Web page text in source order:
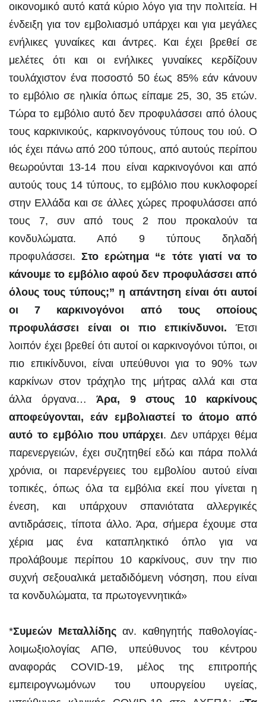
οικονομικό αυτό κατά κύριο λόγο για την πολιτεία. Η
ένδειξη για τον εμβολιασμό υπάρχει και για μεγάλες
ενήλικες γυναίκες και άντρες. Και έχει βρεθεί σε
μελέτες ότι και οι ενήλικες γυναίκες κερδίζουν
τουλάχιστον ένα ποσοστό 50 έως 85% εάν κάνουν
το εμβόλιο σε ηλικία όπως είπαμε 25, 30, 35 ετών.
Τώρα το εμβόλιο αυτό δεν προφυλάσσει από όλους
τους καρκινικούς, καρκινογόνους τύπους του ιού. Ο
ιός έχει πάνω από 200 τύπους, από αυτούς περίπου
θεωρούνται 13-14 που είναι καρκινογόνοι και από
αυτούς τους 14 τύπους, το εμβόλιο που κυκλοφορεί
στην Ελλάδα και σε άλλες χώρες προφυλάσσει από
τους 7, συν από τους 2 που προκαλούν τα
κονδυλώματα. Από 9 τύπους δηλαδή
προφυλάσσει.Στο ερώτημα “ε τότε γιατί να το
κάνουμε το εμβόλιο αφού δεν προφυλάσσει από
όλους τους τύπους;” η απάντηση είναι ότι αυτοί
οι 7 καρκινογόνοι από τους οποίους
προφυλάσσει είναι οι πιο επικίνδυνοι. Έτσι
λοιπόν έχει βρεθεί ότι αυτοί οι καρκινογόνοι τύποι, οι
πιο επικίνδυνοι, είναι υπεύθυνοι για το 90% των
καρκίνων στον τράχηλο της μήτρας αλλά και στα
άλλα όργανα… Άρα, 9 στους 10 καρκίνους
αποφεύγονται, εάν εμβολιαστεί το άτομο από
αυτό το εμβόλιο που υπάρχει. Δεν υπάρχει θέμα
παρενεργειών, έχει συζητηθεί εδώ και πάρα πολλά
χρόνια, οι παρενέργειες του εμβολίου αυτού είναι
τοπικές, όπως όλα τα εμβόλια εκεί που γίνεται η
ένεση, και υπάρχουν σπανιότατα αλλεργικές
αντιδράσεις, τίποτα άλλο. Άρα, σήμερα έχουμε στα
χέρια μας ένα καταπληκτικό όπλο για να
προλάβουμε περίπου 10 καρκίνους, συν την πιο
συχνή σεξουαλικά μεταδιδόμενη νόσηση, που είναι
τα κονδυλώματα, τα πρωτογεννητικά»
*Συμεών Μεταλλίδης αν. καθηγητής παθολογίας-
λοιμωξιολογίας ΑΠΘ, υπεύθυνος του κέντρου
αναφοράς COVID-19, μέλος της επιτροπής
εμπειρογνωμόνων του υπουργείου υγείας,